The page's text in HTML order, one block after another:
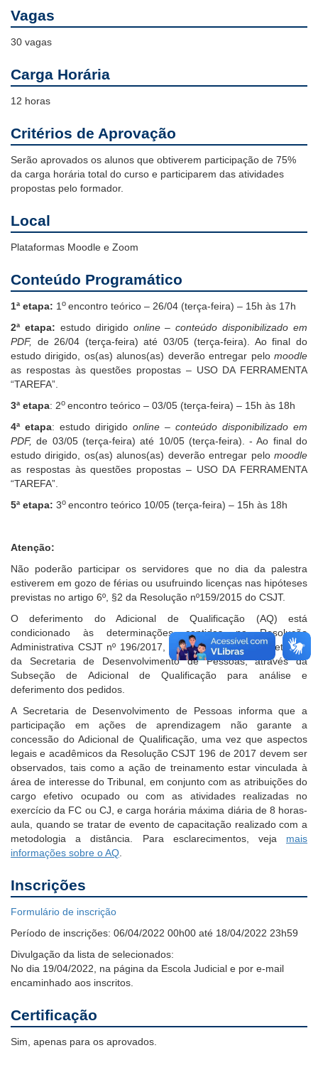
Vagas
30 vagas
Carga Horária
12 horas
Critérios de Aprovação
Serão aprovados os alunos que obtiverem participação de 75%
da carga horária total do curso e participarem das atividades
propostas pelo formador.
Local
Plataformas Moodle e Zoom
Conteúdo Programático
1ª etapa: 1o encontro teórico – 26/04 (terça-feira) – 15h às 17h
2ª etapa: estudo dirigido online –conteúdo disponibilizado em
PDF, de 26/04 (terça-feira) até 03/05 (terça-feira). Ao final do
estudo dirigido, os(as) alunos(as) deverão entregar pelo moodle
as respostas às questões propostas – USO DA FERRAMENTA
“TAREFA”.
3ª etapa: 2o encontro teórico – 03/05 (terça-feira) – 15h às 18h
4ª etapa: estudo dirigido online – conteúdo disponibilizado em
PDF,de 03/05 (terça-feira) até 10/05 (terça-feira). - Ao final do
estudo dirigido, os(as) alunos(as) deverão entregar pelo moodle
as respostas às questões propostas – USO DA FERRAMENTA
“TAREFA”.
5ª etapa: 3o encontro teórico 10/05 (terça-feira) – 15h às 18h
Atenção:
Não poderão participar os servidores que no dia da palestra
estiverem em gozo de férias ou usufruindo licenças nas hipóteses
previstas no artigo 6º, §2 da Resolução nº159/2015 do CSJT.
O deferimento do Adicional de Qualificação (AQ) está
condicionado às determinações contidas na Resolução
Administrativa CSJT nº 196/2017, observando-se a competência
da Secretaria de Desenvolvimento de Pessoas, através da
Subseção de Adicional de Qualificação para análise e
deferimento dos pedidos.
A Secretaria de Desenvolvimento de Pessoas informa que a
participação em ações de aprendizagem não garante a
concessão do Adicional de Qualificação, uma vez que aspectos
legais e acadêmicos da Resolução CSJT 196 de 2017 devem ser
observados, tais como a ação de treinamento estar vinculada à
área de interesse do Tribunal, em conjunto com as atribuições do
cargo efetivo ocupado ou com as atividades realizadas no
exercício da FC ou CJ, e carga horária máxima diária de 8 horas-
aula, quando se tratar de evento de capacitação realizado com a
metodologia a distância. Para esclarecimentos, veja mais
informações sobre o AQ.
Inscrições
Formulário de inscrição
Período de inscrições: 06/04/2022 00h00 até 18/04/2022 23h59
Divulgação da lista de selecionados:
No dia 19/04/2022, na página da Escola Judicial e por e-mail
encaminhado aos inscritos.
Certificação
Sim, apenas para os aprovados.